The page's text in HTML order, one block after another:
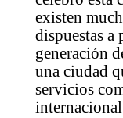
existen
dispuestas
generación
una ciudad
servicios